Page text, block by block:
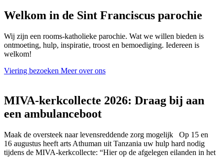
Welkom in de Sint Franciscus parochie
Wij zijn een rooms-katholieke parochie. Wat we willen bieden is
ontmoeting, hulp, inspiratie, troost en bemoediging. Iedereen is
welkom!
Viering bezoeken Meer over ons
MIVA-kerkcollecte 2026: Draag bij aan
een ambulanceboot
Maak de oversteek naar levensreddende zorg mogelijk Op 15 en
16 augustus heeft arts Athuman uit Tanzania uw hulp hard nodig
tijdens de MIVA-kerkcollecte: “Hier op de afgelegen eilanden in het